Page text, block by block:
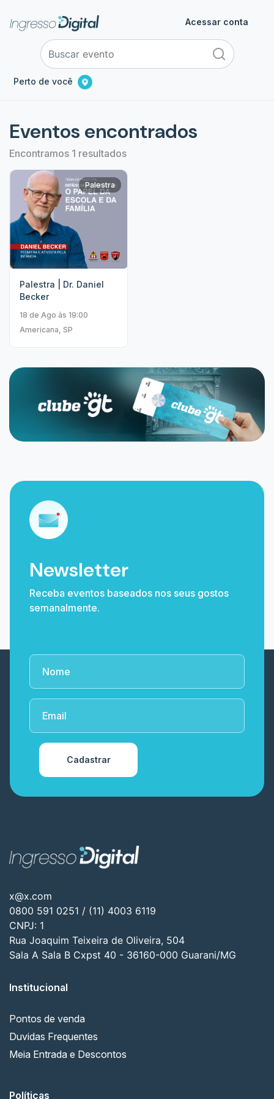
Perto de você
Acessar conta
Eventos encontrados
Encontramos 1 resultados
Palestra
Palestra | Dr. Daniel
Becker
18 de Ago às 19:00
Americana, SP
Newsletter
Receba eventos baseados nos seus gostos
semanalmente.
Cadastrar
x@x.com
0800 591 0251 / (11) 4003 6119
CNPJ: 1
Rua Joaquim Teixeira de Oliveira, 504
Sala A Sala B Cxpst 40 - 36160-000 Guarani/MG
Institucional
Pontos de venda
Duvidas Frequentes
Meia Entrada e Descontos
Políticas